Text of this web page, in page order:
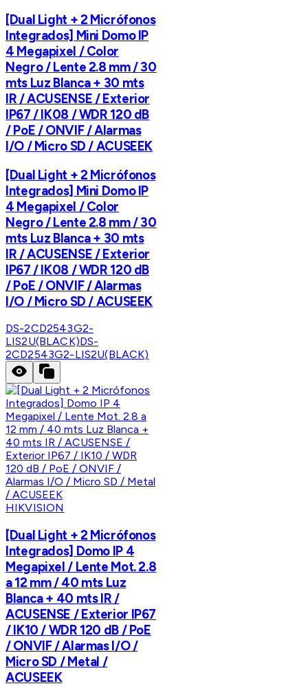
[Dual Light + 2 Micrófonos
Integrados] Mini Domo IP
4 Megapixel / Color
Negro / Lente 2.8 mm / 30
mts Luz Blanca + 30 mts
IR / ACUSENSE / Exterior
IP67 / IK08 / WDR 120 dB
/ PoE / ONVIF / Alarmas
I/O / Micro SD / ACUSEEK
[Dual Light + 2 Micrófonos
Integrados] Mini Domo IP
4 Megapixel / Color
Negro / Lente 2.8 mm / 30
mts Luz Blanca + 30 mts
IR / ACUSENSE / Exterior
IP67 / IK08 / WDR 120 dB
/ PoE / ONVIF / Alarmas
I/O / Micro SD / ACUSEEK
DS-2CD2543G2-
LIS2U(BLACK)DS-
2CD2543G2-LIS2U(BLACK)
HIKVISION
[Dual Light + 2 Micrófonos
Integrados] Domo IP 4
Megapixel / Lente Mot. 2.8
a 12 mm / 40 mts Luz
Blanca + 40 mts IR /
ACUSENSE / Exterior IP67
/ IK10 / WDR 120 dB / PoE
/ ONVIF / Alarmas I/O /
Micro SD / Metal /
ACUSEEK